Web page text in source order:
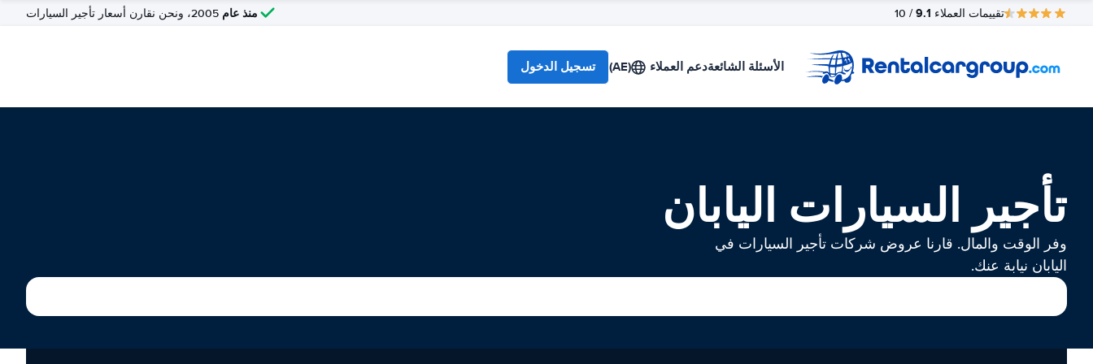
تقييمات العملاء 9.1
/ 10 منذ عام
الأسئلة الشائعةدعم العملاء (AE) تسجيل الدخول
تأجير السيارات اليابان
وفر الوقت والمال. قارنا عروض شركات تأجير السيارات في
اليابان نيابة عنك.